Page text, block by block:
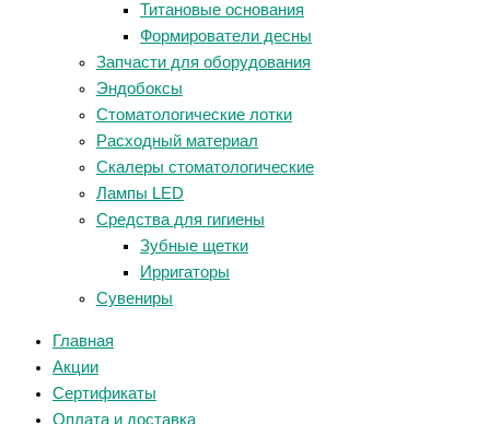
Титановые основания
Формирователи десны
Запчасти для оборудования
Эндобоксы
Стоматологические лотки
Расходный материал
Скалеры стоматологические
Лампы LED
Средства для гигиены
Зубные щетки
Ирригаторы
Сувениры
Главная
Акции
Сертификаты
Оплата и доставка